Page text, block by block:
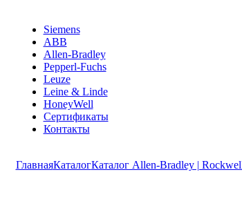
Siemens
ABB
Allen-Bradley
Pepperl-Fuchs
Leuze
Leine & Linde
HoneyWell
Сертификаты
Контакты
ГлавнаяКаталогКаталог Allen-Bradley |